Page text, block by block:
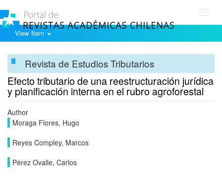
View Item
Revista de Estudios Tributarios
Efecto tributario de una reestructuración jurídica
y planificación interna en el rubro agroforestal
Author
Moraga Flores, Hugo
Reyes Compley, Marcos
Pérez Ovalle, Carlos